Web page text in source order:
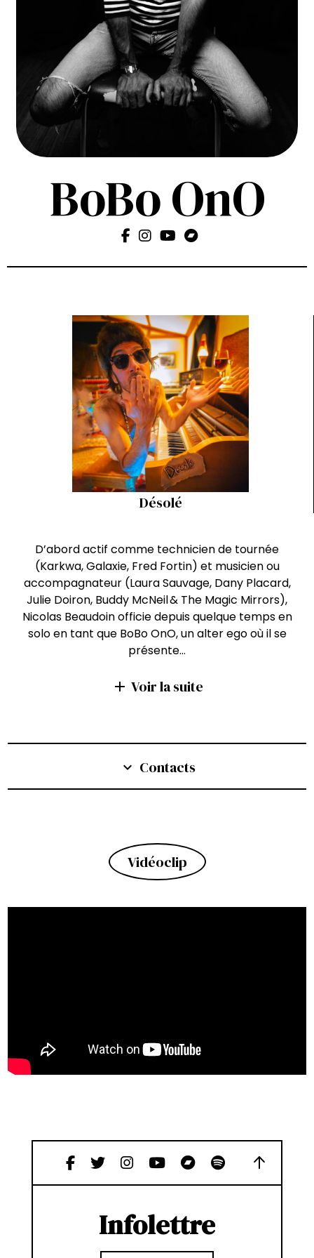
BoBo OnO
Désolé
D’abord actif comme technicien de tournée
(Karkwa, Galaxie, Fred Fortin) et musicien ou
accompagnateur (Laura Sauvage, Dany Placard,
Julie Doiron, Buddy McNeil & The Magic Mirrors),
Nicolas Beaudoin officie depuis quelque temps en
solo en tant que BoBo OnO, un alter ego où il se
présente…
add Voir la suite
expand_more Contacts
Vidéoclip
Infolettre